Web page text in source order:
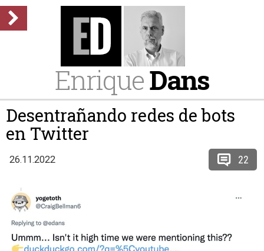
EnriqueDans
Desentrañando redes de bots
en Twitter
26.11.2022 22